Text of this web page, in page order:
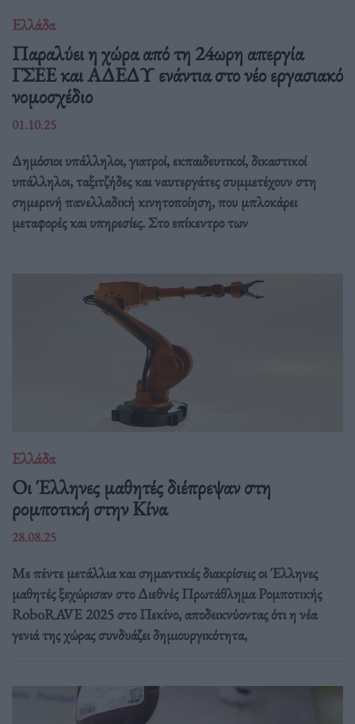
Ελλάδα
Παραλύει η χώρα από τη 24ωρη απεργία
ΓΣΕΕ και ΑΔΕΔΥ ενάντια στο νέο εργασιακό
νομοσχέδιο
01.10.25
Δημόσιοι υπάλληλοι, γιατροί, εκπαιδευτικοί, δικαστικοί
υπάλληλοι, ταξιτζήδες και ναυτεργάτες συμμετέχουν στη
σημερινή πανελλαδική κινητοποίηση, που μπλοκάρει
μεταφορές και υπηρεσίες. Στο επίκεντρο των
Ελλάδα
Οι Έλληνες μαθητές διέπρεψαν στη
ρομποτική στην Κίνα
28.08.25
Με πέντε μετάλλια και σημαντικές διακρίσεις οι Έλληνες
μαθητές ξεχώρισαν στο Διεθνές Πρωτάθλημα Ρομποτικής
RoboRAVE 2025 στο Πεκίνο, αποδεικνύοντας ότι η νέα
γενιά της χώρας συνδυάζει δημιουργικότητα,